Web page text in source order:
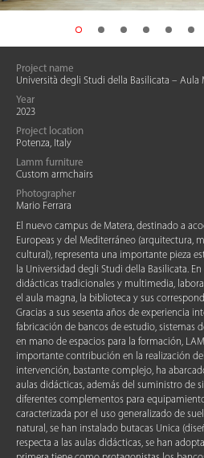
Project name
Università degli Studi della Basilicata – Aula
Year
2023
Project location
Potenza, Italy
Lamm furniture
Custom armchairs
Photographer
Mario Ferrara
El nuevo campus de Matera, destinado a
Europeas y del Mediterráneo (arquitectura,
cultural), representa una importante pieza
la Universidad degli Studi della Basilicata.
didácticas tradicionales y multimedia,
el aula magna, la biblioteca y sus
Gracias a sus sesenta años de experiencia
fabricación de bancos de estudio, sistemas
en mano de espacios para la formación,
importante contribución en la realización
intervención, bastante complejo, ha
aulas didácticas, además del suministro de
diferentes complementos para
caracterizada por el uso generalizado de
natural, se han instalado butacas Unica
respecta a las aulas didácticas, se han